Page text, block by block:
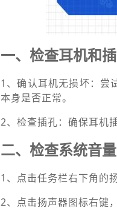
一、检查耳机和
1、确认耳机无损坏：尝
本身是否正常。
2、检查插孔：确保耳机
二、检查系统音
1、点击任务栏右下角的
2、点击扬声器图标右键